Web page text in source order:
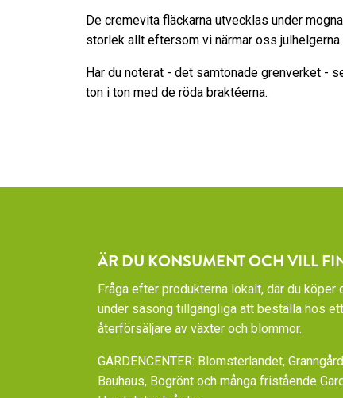
De cremevita fläckarna utvecklas under
storlek allt eftersom vi närmar oss julhelgerna.
Har du noterat - det samtonade grenverket -
ton i ton med de röda braktéerna.
ÄR DU KONSUMENT OCH VILL
Fråga efter produkterna lokalt, där du köper
under säsong tillgängliga att beställa hos
återförsäljare av växter och blommor.
GARDENCENTER: Blomsterlandet,
Bauhaus, Bogrönt och många fristående